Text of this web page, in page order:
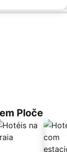
Ploče